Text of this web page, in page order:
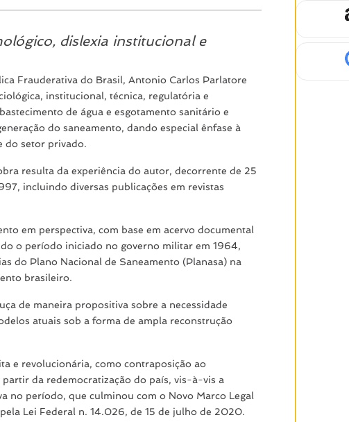
dislexia institucional e
Frauderativa do Brasil, Antonio Carlos Parlatore
institucional, técnica, regulatória e
de água e esgotamento sanitário e
do saneamento, dando especial ênfase à
do setor privado.
resulta da experiência do autor, decorrente de 25
incluindo diversas publicações em revistas
em perspectiva, com base em acervo documental
o período iniciado no governo militar em 1964,
do Plano Nacional de Saneamento (Planasa) na
brasileiro.
de maneira propositiva sobre a necessidade
atuais sob a forma de ampla reconstrução
e revolucionária, como contraposição ao
da redemocratização do país, vis-à-vis a
no período, que culminou com o Novo Marco Legal
Lei Federal n. 14.026, de 15 de julho de 2020.